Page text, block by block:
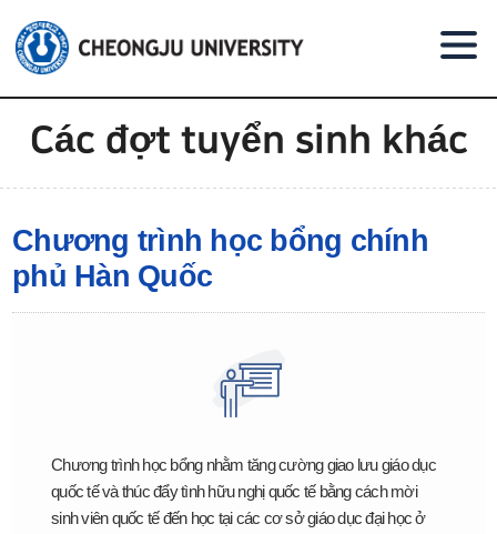
Các đợt tuyển sinh khác
Chương trình học bổng chính
phủ Hàn Quốc
Chương trình học bổng nhằm tăng cường giao lưu giáo dục
quốc tế và thúc đẩy tình hữu nghị quốc tế bằng cách mời
sinh viên quốc tế đến học tại các cơ sở giáo dục đại học ở